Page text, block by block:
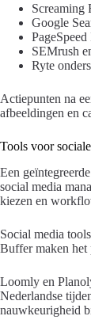
Screaming
Google
SEMrush
Ryte
Actiepunten na
afbeeldingen en
Tools voor
Een
social media
kiezen en
Social media
Buffer maken het
Loomly en
Nederlandse
nauwkeurigheid